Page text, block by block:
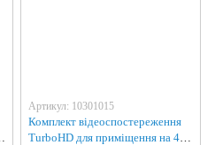
Артикул: 10301015
Комплект відеоспостереження
TurboHD для приміщення на 4